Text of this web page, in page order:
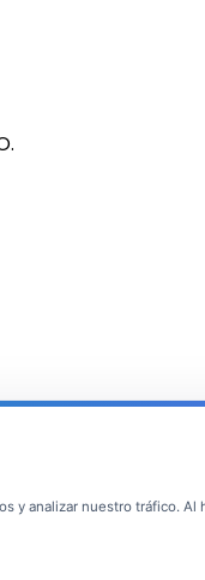
y analizar nuestro tráfico.